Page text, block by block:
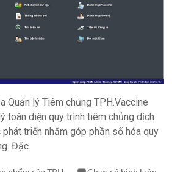
Quản lý Tiêm chủng TPH.Vaccine
toàn diện quy trình tiêm chủng dịch
triển nhằm góp phần số hóa quy
Đặc